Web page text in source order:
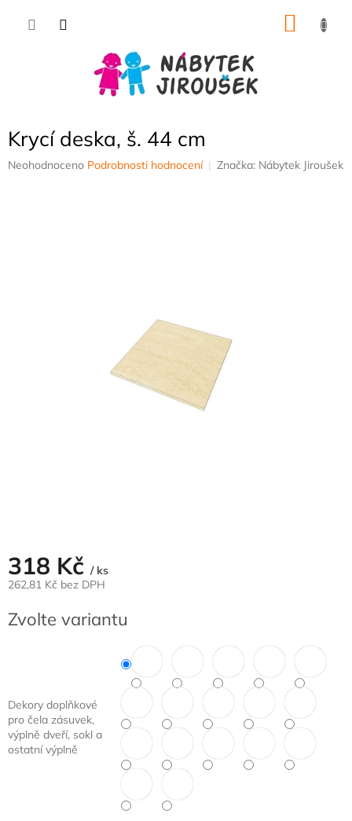
Krycí deska, š. 44 cm
Průměrné
Neohodnoceno Podrobnosti hodnocení Značka: Nábytek Jiroušek
318 Kč / ks
262,81 Kč bez DPH
cena:
Zvolte variantu
Dekory doplňkové
pro čela zásuvek,
výplně dveří, sokl a
ostatní výplně